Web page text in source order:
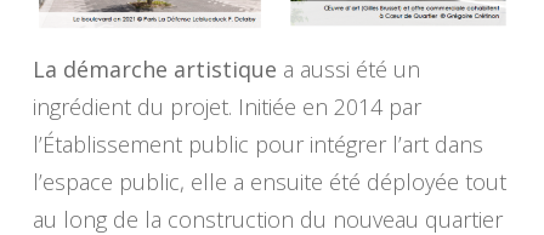
La démarche artistique a aussi été un
ingrédient du projet. Initiée en 2014 par
l’Établissement public pour intégrer l’art dans
l’espace public, elle a ensuite été déployée tout
au long de la construction du nouveau quartier